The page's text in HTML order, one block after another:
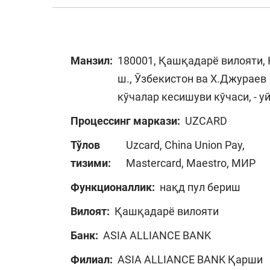
Манзил: 180001, Қашқадарё
ш., Ўзбекистон ва Х.Джураев
кўчалар кесишуви кўчаси, - уй
Процессинг маркази: UZCARD
Тўлов
тизими:
Uzcard, China Union Pay,
Mastercard, Maestro, МИР
Функционаллик: нақд пул бериш
Вилоят: Қашқадарё вилояти
Банк: ASIA ALLIANCE BANK
Филиал: ASIA ALLIANCE BANK Қарши